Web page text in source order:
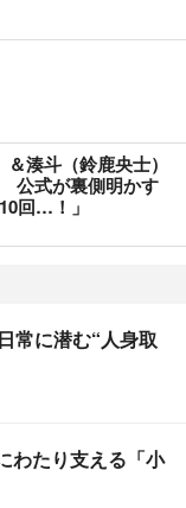
湊斗（鈴鹿央士）
公式が裏側明かす
回…！」
常に潜む“人身取
わたり支える「小